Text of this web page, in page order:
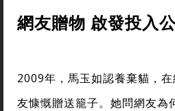
網友贈物 啟發投入
2009年，馬玉如認養棄貓，
友慷慨贈送籠子。她問網友為